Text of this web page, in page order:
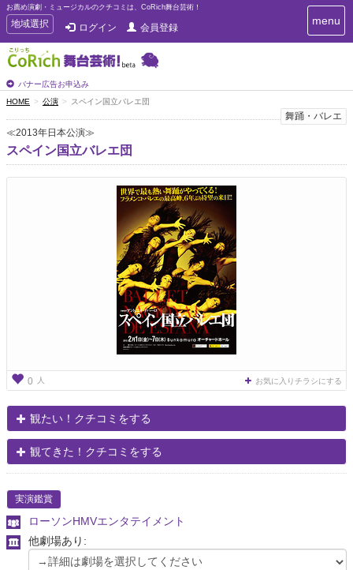
お薦め演劇・ミュージカルのクチコミは、CoRich舞台芸術！
T
o
g
g
e
n
a
v
i
g
地域選択 ログイン 会員登録
バナー広告お申込み
T
o
n
i
g
menu
HOME 公演 スペイン国立バレエ団
舞踊・バレエ
≪2013年日本公演≫
スペイン国立バレエ団
0 人 お気に入りチラシにする
観たい！クチコミをする
観てきた！クチコミをする
実演鑑賞
ローソンHMVエンタテイメント
他劇場あり: